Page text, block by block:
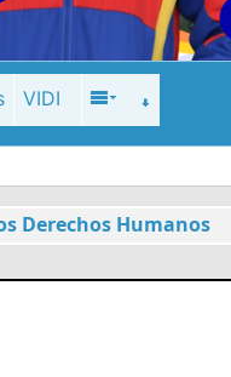
VIDI
Derechos Humanos